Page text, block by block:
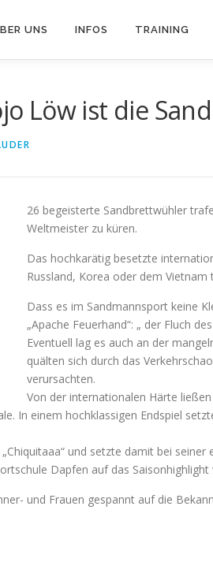
UNS INFOS TRAINING
Löw ist die
26 begeisterte Sandbrettwühler
Weltmeister zu küren.
Das hochkarätig besetzte
Russland, Korea oder dem
Dass es im Sandmannsport keine
„Apache Feuerhand“: „ der Fluch
Eventuell lag es auch an der
quälten sich durch das
verursachten.
Von der internationalen Härte
In einem hochklassigen Endspiel
und setzte damit bei
Dapfen auf das Saisonhighlight
und Frauen gespannt auf die